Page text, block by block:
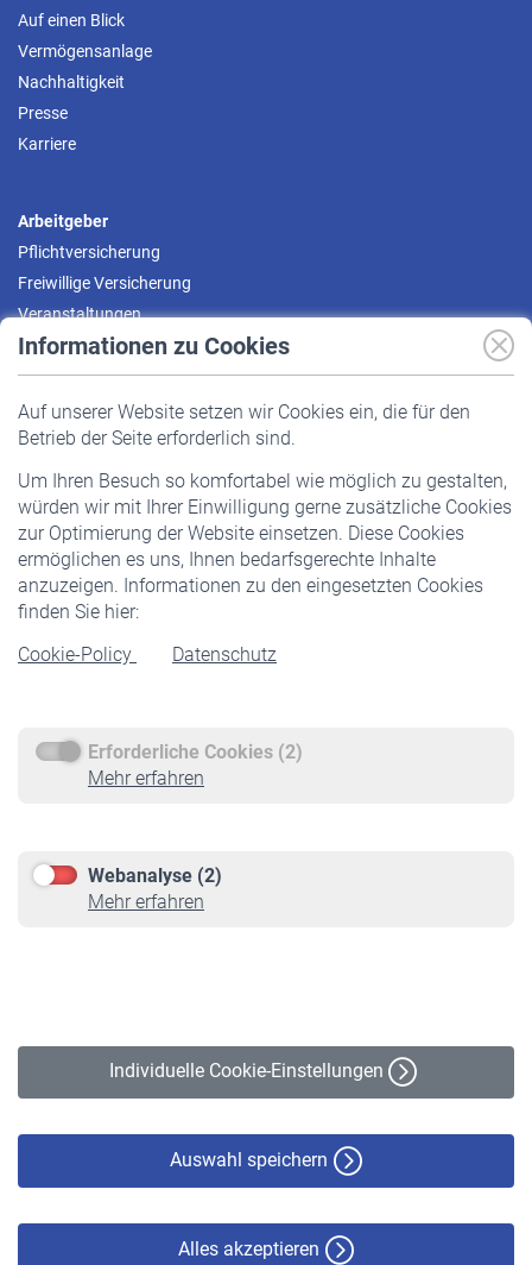
Informationen zu Cookies
Auf unserer Website setzen wir Cookies ein, die für den
Betrieb der Seite erforderlich sind.
Um Ihren Besuch so komfortabel wie möglich zu gestalten,
würden wir mit Ihrer Einwilligung gerne zusätzliche Cookies
zur Optimierung der Website einsetzen. Diese Cookies
ermöglichen es uns, Ihnen bedarfsgerechte Inhalte
anzuzeigen. Informationen zu den eingesetzten Cookies
finden Sie hier:
Cookie-Policy
Datenschutz
Erforderliche Cookies (2)
Mehr erfahren
Webanalyse (2)
Mehr erfahren
Individuelle Cookie-Einstellungen
Auswahl speichern
Alles akzeptieren
Auf einen Blick
Vermögensanlage
Nachhaltigkeit
Presse
Karriere
Arbeitgeber
Pflichtversicherung
Freiwillige Versicherung
Veranstaltungen
Pflichtversicherung
Staatliche Förderung
Veranstaltungen
Rentner
Rentenbeginn
Rente beantragen
Service
Informationen
Online-Rechner
VBLnewsletter
Erklärung zur Barrierefreiheit